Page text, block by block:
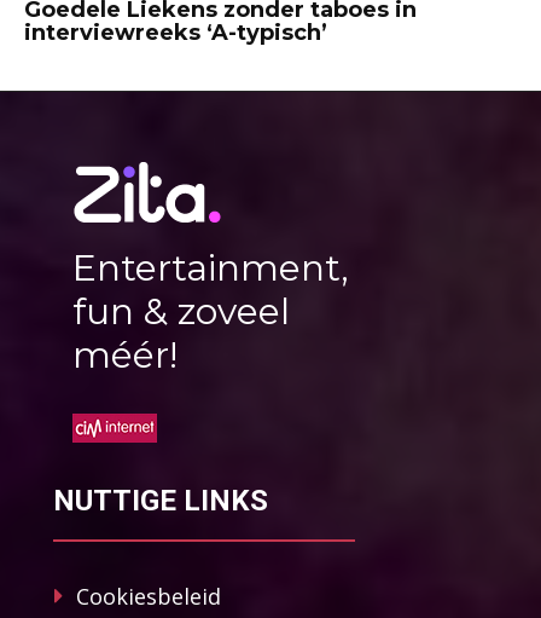
Goedele Liekens zonder taboes in
interviewreeks ‘A-typisch’
Entertainment,
fun & zoveel
méér!
NUTTIGE LINKS
Cookiesbeleid